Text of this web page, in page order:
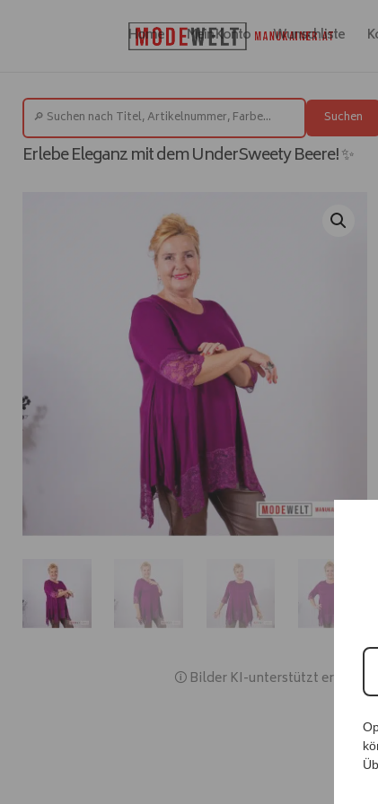
Home Mein Konto Wunschliste
Suchen
Erlebe Eleganz mit dem UnderSweety Beere! ✨
🛈 Bilder KI-unterstützt erstellt